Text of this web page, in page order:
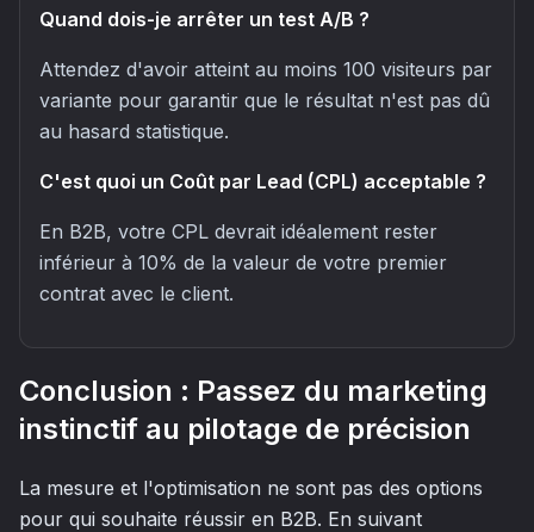
Quand dois-je arrêter un test A/B ?
Attendez d'avoir atteint au moins 100 visiteurs par
variante pour garantir que le résultat n'est pas dû
au hasard statistique.
C'est quoi un Coût par Lead (CPL) acceptable ?
En B2B, votre CPL devrait idéalement rester
inférieur à 10% de la valeur de votre premier
contrat avec le client.
Conclusion : Passez du marketing
instinctif au pilotage de précision
La mesure et l'optimisation ne sont pas des options
pour qui souhaite réussir en B2B. En suivant